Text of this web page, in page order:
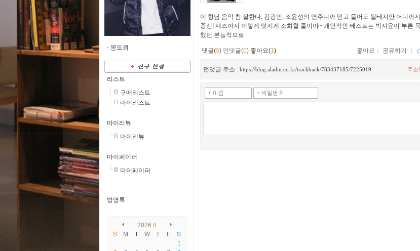
- 몽트뢰
리스트
구매리스트
마이리스트
마이리뷰
마이리뷰
마이페이퍼
마이페이퍼
방명록
2026 8
S
M T W T F
S
1
이 형님 음악 참 잘한다. 김광민, 조윤성의 연주니까 믿고 들어도 될테지만 어디까
종신! 재즈까지 이렇게 멋지게 소화할 줄이야~ 개인적인 베스트는 박지윤이 부른
했던 본능적으로
댓글(0) 먼댓글(0) 좋아요(1) 좋아요 ｌ 공유하기 ｌ
먼댓글 주소 : https://blog.aladin.co.kr/trackback/783437185/7225019 주소